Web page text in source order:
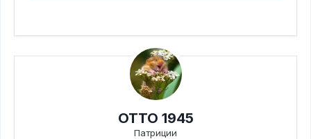
ОТТО 1945
Патриции